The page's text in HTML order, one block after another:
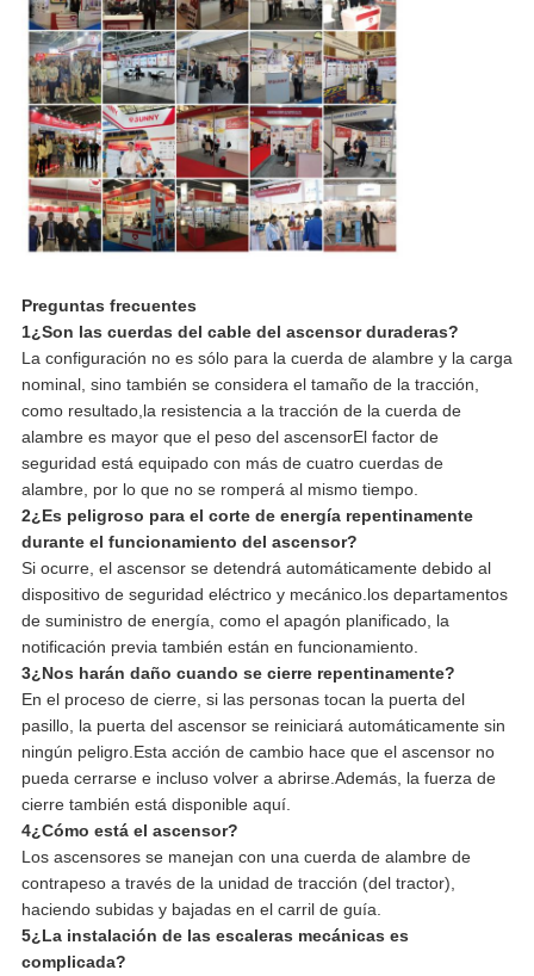
Preguntas frecuentes
1¿Son las cuerdas del cable del ascensor duraderas?
La configuración no es sólo para la cuerda de alambre y la carga
nominal, sino también se considera el tamaño de la tracción,
como resultado,la resistencia a la tracción de la cuerda de
alambre es mayor que el peso del ascensorEl factor de
seguridad está equipado con más de cuatro cuerdas de
alambre, por lo que no se romperá al mismo tiempo.
2¿Es peligroso para el corte de energía repentinamente
durante el funcionamiento del ascensor?
Si ocurre, el ascensor se detendrá automáticamente debido al
dispositivo de seguridad eléctrico y mecánico.los departamentos
de suministro de energía, como el apagón planificado, la
notificación previa también están en funcionamiento.
3¿Nos harán daño cuando se cierre repentinamente?
En el proceso de cierre, si las personas tocan la puerta del
pasillo, la puerta del ascensor se reiniciará automáticamente sin
ningún peligro.Esta acción de cambio hace que el ascensor no
pueda cerrarse e incluso volver a abrirse.Además, la fuerza de
cierre también está disponible aquí.
4¿Cómo está el ascensor?
Los ascensores se manejan con una cuerda de alambre de
contrapeso a través de la unidad de tracción (del tractor),
haciendo subidas y bajadas en el carril de guía.
5¿La instalación de las escaleras mecánicas es
complicada?